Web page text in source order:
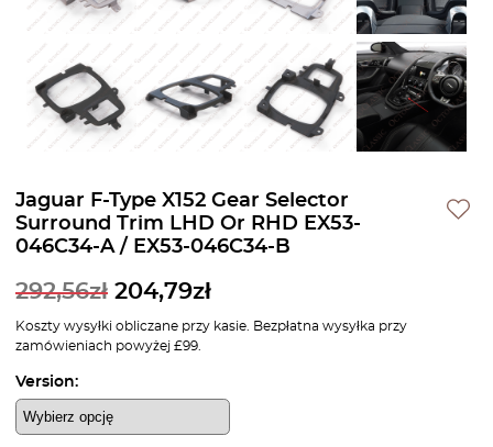
Jaguar F-Type X152 Gear Selector
Surround Trim LHD Or RHD EX53-
046C34-A / EX53-046C34-B
292,56zł 204,79zł
Koszty wysyłki obliczane przy kasie. Bezpłatna wysyłka przy
zamówieniach powyżej £99.
Version: